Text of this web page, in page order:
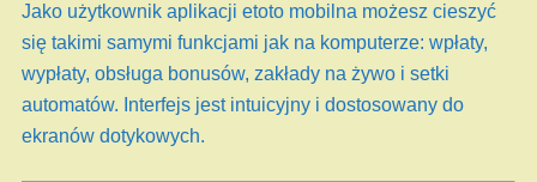
Jako użytkownik aplikacji etoto mobilna możesz cieszyć
się takimi samymi funkcjami jak na komputerze: wpłaty,
wypłaty, obsługa bonusów, zakłady na żywo i setki
automatów. Interfejs jest intuicyjny i dostosowany do
ekranów dotykowych.